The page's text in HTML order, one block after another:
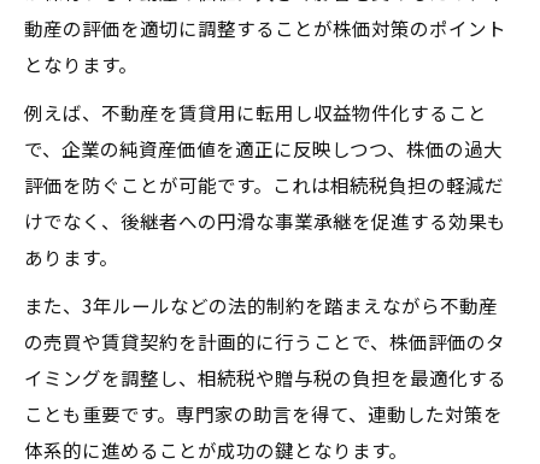
動産の評価を適切に調整することが株価対策のポイント
となります。
例えば、不動産を賃貸用に転用し収益物件化すること
で、企業の純資産価値を適正に反映しつつ、株価の過大
評価を防ぐことが可能です。これは相続税負担の軽減だ
けでなく、後継者への円滑な事業承継を促進する効果も
あります。
また、3年ルールなどの法的制約を踏まえながら不動産
の売買や賃貸契約を計画的に行うことで、株価評価のタ
イミングを調整し、相続税や贈与税の負担を最適化する
ことも重要です。専門家の助言を得て、連動した対策を
体系的に進めることが成功の鍵となります。